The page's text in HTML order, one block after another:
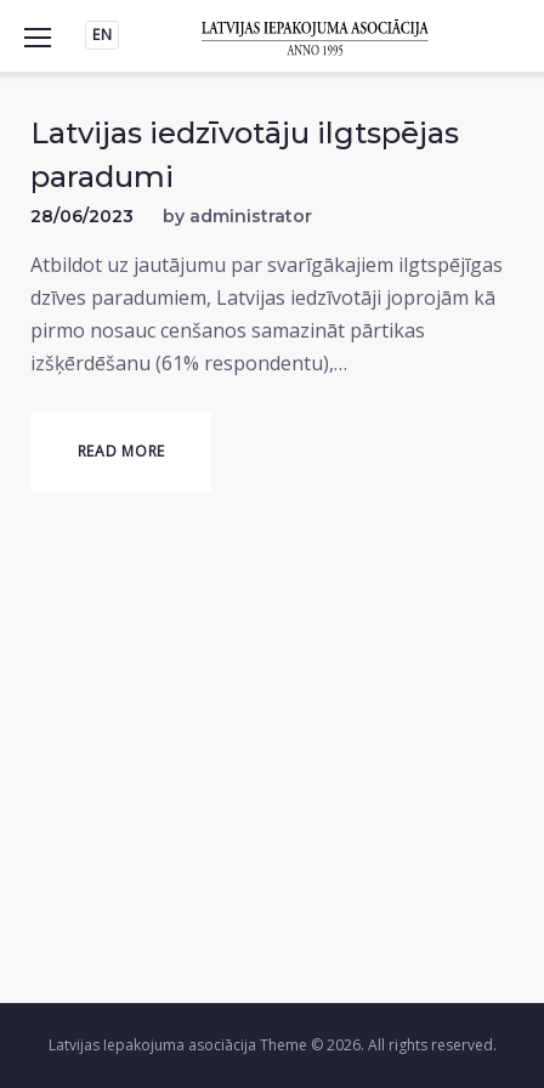
content
EN
Latvijas iedzīvotāju ilgtspējas
paradumi
28/06/2023 by administrator
Atbildot uz jautājumu par svarīgākajiem ilgtspējīgas
dzīves paradumiem, Latvijas iedzīvotāji joprojām kā
pirmo nosauc cenšanos samazināt pārtikas
izšķērdēšanu (61% respondentu),…
READ MORE
Latvijas Iepakojuma asociācija Theme © 2026. All rights reserved.